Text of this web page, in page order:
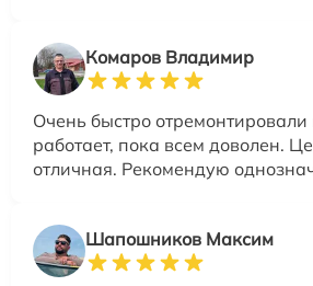
Комаров Владимир
Очень быстро отремонтировали
работает, пока всем доволен.
отличная. Рекомендую
Шапошников Максим